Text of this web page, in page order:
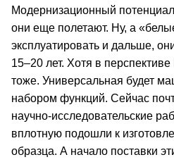
Модернизационный
они еще полетают. Ну, а
эксплуатировать и дальше,
15–20 лет. Хотя в
тоже. Универсальная будет
набором функций. Сейчас
научно-исследовательские
вплотную подошли к
образца. А начало поставки